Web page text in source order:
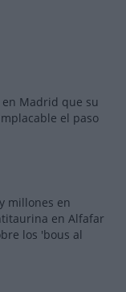
en Madrid que su
el paso
millones en
en Alfafar
los 'bous al